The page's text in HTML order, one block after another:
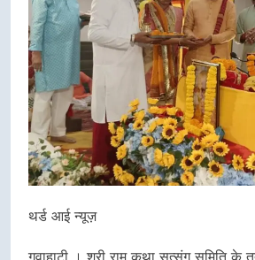
थर्ड आई न्यूज़